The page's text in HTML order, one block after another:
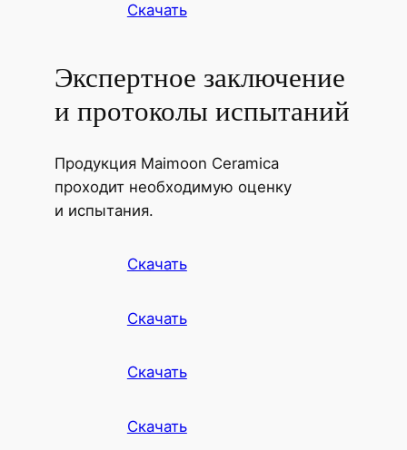
Скачать
Экспертное заключение
и протоколы испытаний
Продукция Maimoon Ceramica
проходит необходимую оценку
и испытания.
Скачать
Скачать
Скачать
Скачать